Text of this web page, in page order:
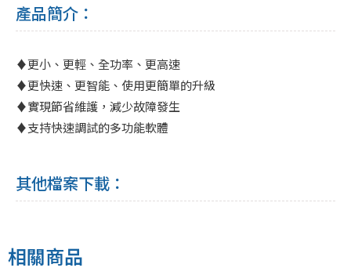
產品簡介：
♦更小、更輕、全功率、更高速
♦更快速、更智能、使用更簡單的升級
♦實現節省維護，減少故障發生
♦支持快速調試的多功能軟體
其他檔案下載：
相關商品